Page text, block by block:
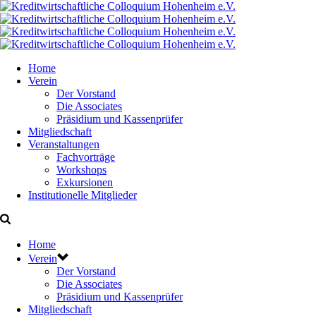
Home
Verein
Der Vorstand
Die Associates
Präsidium und Kassenprüfer
Mitgliedschaft
Veranstaltungen
Fachvorträge
Workshops
Exkursionen
Institutionelle Mitglieder
Home
Verein
Der Vorstand
Die Associates
Präsidium und Kassenprüfer
Mitgliedschaft